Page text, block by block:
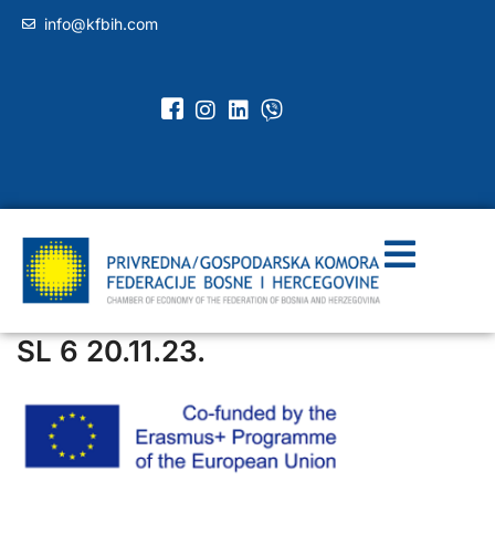
info@kfbih.com
SL 6 20.11.23.